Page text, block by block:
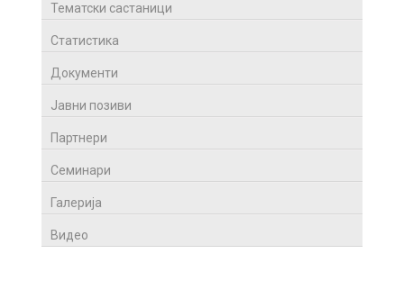
Тематски састаници
Статистика
Документи
Јавни позиви
Партнери
Семинари
Галерија
Видео